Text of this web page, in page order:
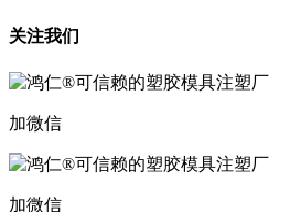
关注我们
加微信
加微信